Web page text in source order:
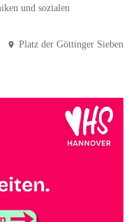
und sozialen
Platz der Göttinger Sieben